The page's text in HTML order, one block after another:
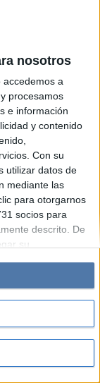
nosotros
accedemos a
procesamos
e información
y contenido
Con su
utilizar datos de
mediante las
para otorgarnos
socios para
descrito. De
su
sus datos
pero usted
Sus
cualquier
BATimes
reservados
5346433